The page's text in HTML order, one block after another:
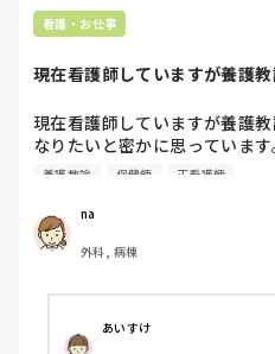
すよね…？意志弱いなーと思い
｢落ちた｣と言ってもこの1年間
ら｣と言ってます。)
この1年間、時間とお金の無駄
しな話だと思います。
誰のための資格なのでしょうか
私は、猪子さんのご両親がおっ
ではないかと思います。
美容クリニックに長く勤める
私は美容クリニックに勤めてい
子どもがいない人がこなせる
出産前までと考えると、
美容クリニックに勤められる年
看護・お仕事
現在看護師していますが養護
現在看護師していますが養護
なりたいと密かに思っています
専門卒で保健師の資格は持って
養護教諭試験をうけて教員試験
就職倍率7倍と聞いてあまり現
とおもっています。
養護教諭 保健師 正看護師
na
外科, 病棟
あいすけ